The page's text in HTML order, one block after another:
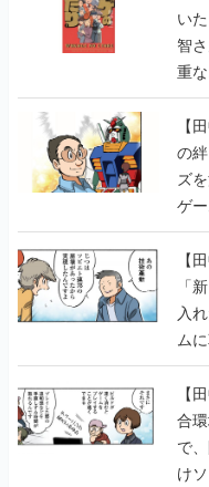
い
智
重
【
の
ズ
ゲ
【
【
「
入
ム
の
【
合
で
け